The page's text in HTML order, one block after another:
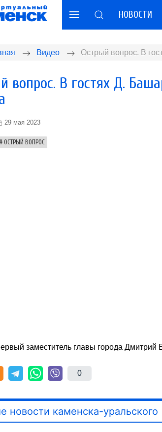
НОВОСТИ
Видео Острый вопрос. В
вопрос. В гостях Д.
29 мая 2023
ОСТРЫЙ ВОПРОС
заместитель главы города Дмитрий
0
новости каменска-уральского